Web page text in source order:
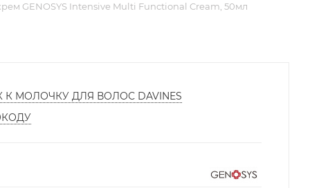
GENOSYS Intensive Multi Functional Cream, 50мл
МОЛОЧКУ ДЛЯ ВОЛОС DAVINES